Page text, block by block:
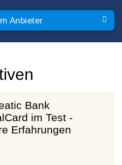
Anbieter
Bank
im Test -
Erfahrungen